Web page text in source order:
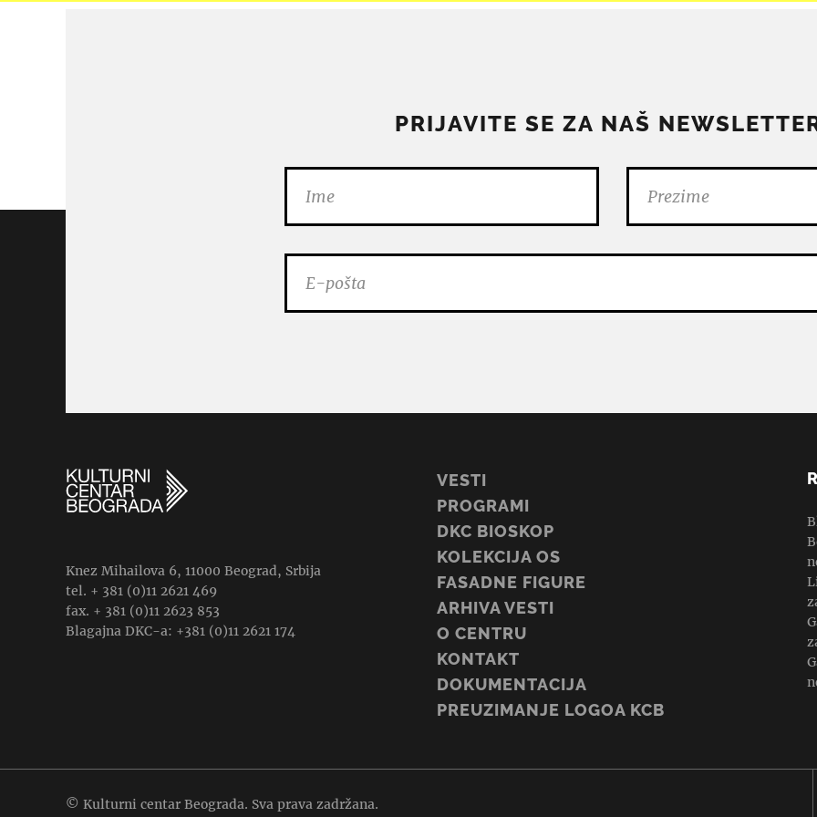
PRIJAVITE SE ZA NAŠ
Knez Mihailova 6, 11000 Beograd, Srbija
tel. + 381 (0)11 2621 469
fax. + 381 (0)11 2623 853
Blagajna DKC-a: +381 (0)11 2621 174
VESTI
PROGRAMI
DKC BIOSKOP
KOLEKCIJA OS
FASADNE FIGURE
ARHIVA VESTI
O CENTRU
KONTAKT
DOKUMENTACIJA
PREUZIMANJE LOGOA KCB
© Kulturni centar Beograda. Sva prava zadržana.